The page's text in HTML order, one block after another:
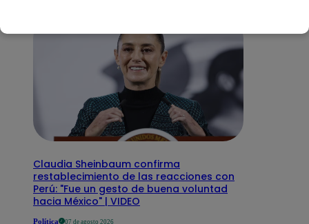
Claudia Sheinbaum confirma
restablecimiento de las reacciones con
Perú: "Fue un gesto de buena voluntad
hacia México" | VIDEO
Política 07 de agosto 2026